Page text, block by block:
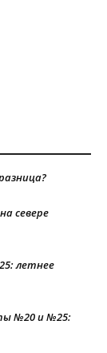
севере
летнее
№20 и №25: